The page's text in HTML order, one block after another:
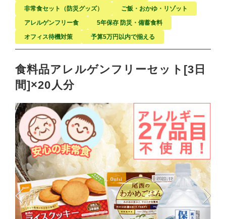
非常食セット（防災グッズ）
ご飯・おかゆ・リゾット
アレルゲンフリー食
5年保存 防災・備蓄食料
オフィス待機対策
予算5万円以内で揃える
食料品アレルゲンフリーセット[3日
間]×20人分